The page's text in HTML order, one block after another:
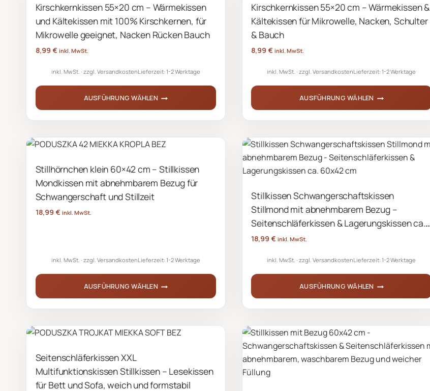
Varianten
auf.
Die
auf
der
Produktseite
gewählt
Varianten
auf.
auf
der
Produktseite
gewählt
Kirschkernkissen 55×20 cm – Wärmekissen
und Kältekissen mit 100% Kirschkernen, für
Mikrowelle geeignet, Nacken Rücken Bauch
8,99 € inkl. MwSt.
inkl. MwSt. zzgl. VersandkostenLieferzeit:1-2 Werktage
AUSFÜHRUNG WÄHLEN
weist
Varianten
auf.
Die
Produktseite
gewählt
werden
Kirschkernkissen 55×20 cm – Wärmekissen &
Kältekissen für Mikrowelle, Nacken, Schulter
& Bauch
8,99€ inkl. MwSt.
inkl. MwSt. zzgl.VersandkostenLieferzeit:1-2 Werktage
AUSFÜHRUNG WÄHLEN
weist
mehrere
Varianten
Die
Optionen
können
Produktseite
gewählt
werden
Stillhörnchen klein 60×42 cm – Stillkissen
Mondkissen mit abnehmbarem Bezug für
Schwangerschaft und Stillzeit
18,99 € inkl. MwSt.
inkl. MwSt. zzgl. VersandkostenLieferzeit:1-2 Werktage
AUSFÜHRUNG WÄHLEN
weist
Varianten
auf.
Die
Stillkissen Schwangerschaftskissen
Stillmond mit abnehmbarem Bezug –
Seitenschläferkissen & Lagerungskissen ca.
60×42 cm
18,99€ inkl. MwSt.
inkl. MwSt. zzgl.VersandkostenLieferzeit:1-2 Werktage
AUSFÜHRUNG WÄHLEN
weist
mehrere
Varianten
Seitenschläferkissen XXL
Multifunktionskissen Stillkissen – Lesekissen
für Bett und Sofa, weich und formstabil